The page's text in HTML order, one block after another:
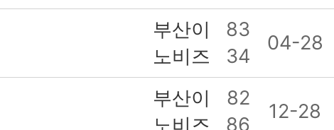
부산이
노비즈
83
34
04-28
부산이
노비즈
82
86
12-28